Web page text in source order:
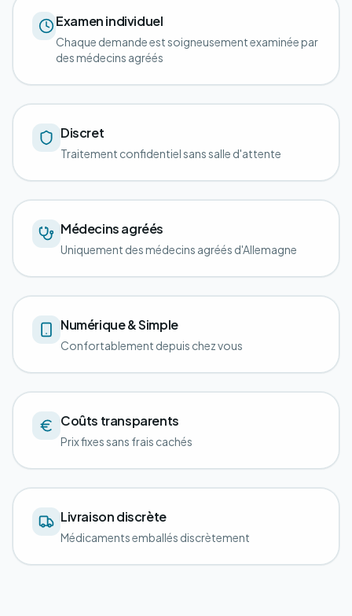
Examen individuel
Chaque demande est soigneusement examinée par
des médecins agréés
Discret
Traitement confidentiel sans salle d'attente
Médecins agréés
Uniquement des médecins agréés d'Allemagne
Numérique & Simple
Confortablement depuis chez vous
Coûts transparents
Prix fixes sans frais cachés
Livraison discrète
Médicaments emballés discrètement